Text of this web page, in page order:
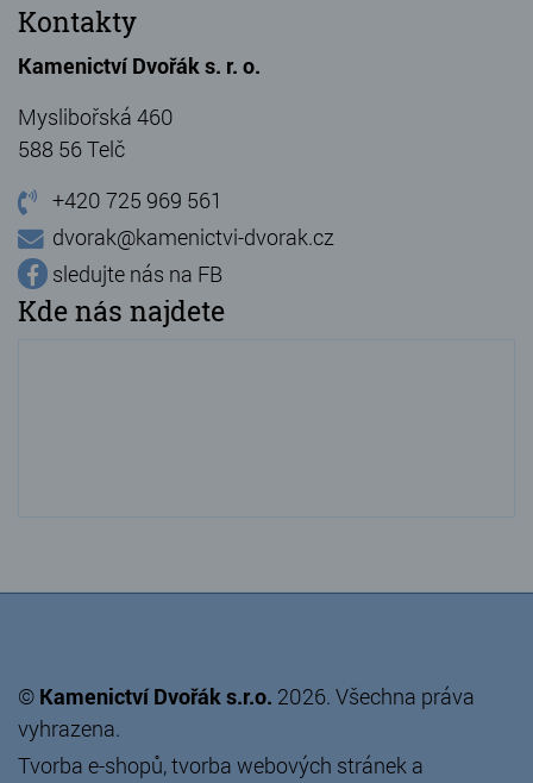
Kontakty
Kamenictví Dvořák s. r. o.
Myslibořská 460
588 56 Telč
+420 725 969 561
dvorak@kamenictvi-dvorak.cz
sledujte nás na FB
Kde nás najdete
© Kamenictví Dvořák s.r.o. 2026. Všechna práva
vyhrazena.
Tvorba e-shopů,tvorba webových stránek a